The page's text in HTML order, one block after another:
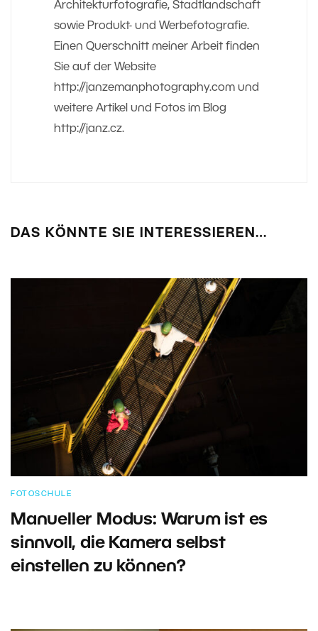
Architekturfotografie, Stadtlandschaft
sowie Produkt- und Werbefotografie.
Einen Querschnitt meiner Arbeit finden
Sie auf der Website
http://janzemanphotography.com und
weitere Artikel und Fotos im Blog
http://janz.cz.
DAS KÖNNTE SIE INTERESSIEREN…
FOTOSCHULE
Manueller Modus: Warum ist es
sinnvoll, die Kamera selbst
einstellen zu können?